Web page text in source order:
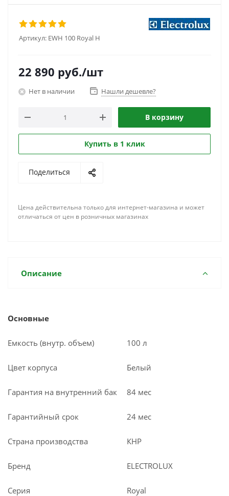
Артикул: EWH 100 Royal H
22 890 руб./шт
Нет в наличии Нашли дешевле?
В корзину
Купить в 1 клик
Поделиться
Цена действительна только для интернет-магазина и может
отличаться от цен в розничных магазинах
Описание
Основные
Емкость (внутр. объем) 100 л
Цвет корпуса Белый
Гарантия на внутренний бак 84 мес
Гарантийный срок 24 мес
Страна производства КНР
Бренд ELECTROLUX
Серия Royal